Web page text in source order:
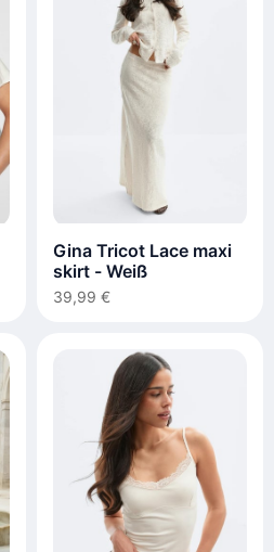
Gina Tricot Lace maxi
skirt - Weiß
39,99 €